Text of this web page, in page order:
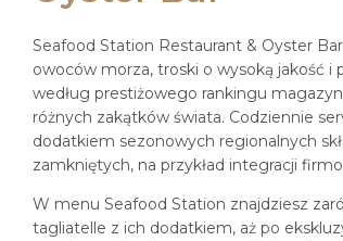
Seafood Station Restaurant & Oyster
owoców morza, troski o wysoką jakość i
według prestiżowego rankingu
różnych zakątków świata. Codziennie
dodatkiem sezonowych regionalnych
zamkniętych, na przykład integracji
W menu Seafood Station znajdziesz
tagliatelle z ich dodatkiem, aż po